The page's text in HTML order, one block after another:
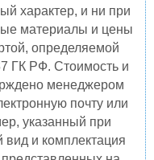
характер, и ни при
материалы и цены
определяемой
ГК РФ. Стоимость и
менеджером
почту или
указанный при
и комплектация